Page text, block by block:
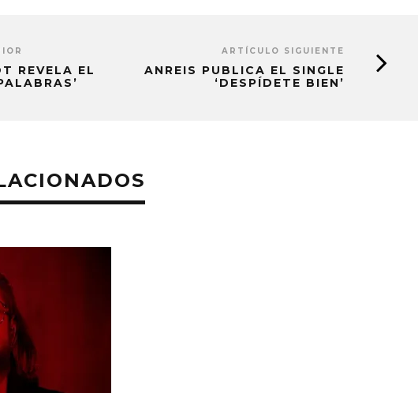
REVELA EL
ARTÍCULO SIGUIENTE
ANREIS PUBLICA EL SINGLE
‘DESPÍDETE BIEN’